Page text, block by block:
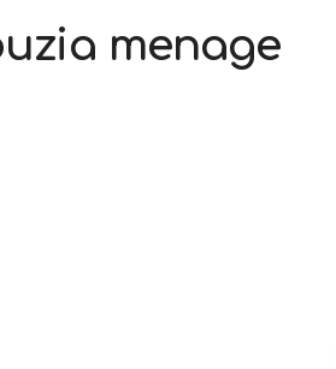
menage